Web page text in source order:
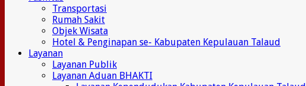
Transportasi
Rumah Sakit
Objek Wisata
Hotel & Penginapan se- Kabupaten Kepulauan Talaud
Layanan
Layanan Publik
Layanan Aduan BHAKTI